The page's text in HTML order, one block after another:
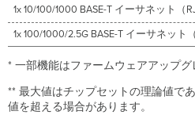
1x 10/100/1000 BASE-T イーサネット（
1x 100/1000/2.5G BASE-T イーサネット（
* 一部機能はファームウェアアップグ
** 最大値はチップセットの理論値で
値を超える場合があります。